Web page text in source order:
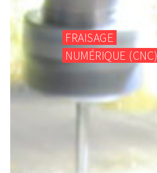
FRAISAGE
NUMÉRIQUE (CNC)